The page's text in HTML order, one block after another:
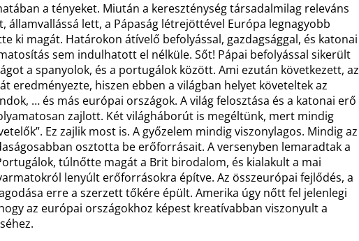
a tényeket. Miután a kereszténység társadalmilag releváns
államvallássá lett, a Pápaság létrejöttével Európa legnagyobb
ki magát. Határokon átívelő befolyással, gazdagsággal, és katonai
sem indulhatott el nélküle. Sőt! Pápai befolyással sikerült
a spanyolok, és a portugálok között. Ami ezután következett, az
eredményezte, hiszen ebben a világban helyet követeltek az
… és más európai országok. A világ felosztása és a katonai erő
zajlott. Két világháborút is megéltünk, mert mindig
Ez zajlik most is. A győzelem mindig viszonylagos. Mindig az
osztotta be erőforrásait. A versenyben lemaradtak a
túlnőtte magát a Brit birodalom, és kialakult a mai
lenyúlt erőforrásokra építve. Az összeurópai fejlődés, a
erre a szerzett tőkére épült. Amerika úgy nőtt fel jelenlegi
az európai országokhoz képest kreatívabban viszonyult a